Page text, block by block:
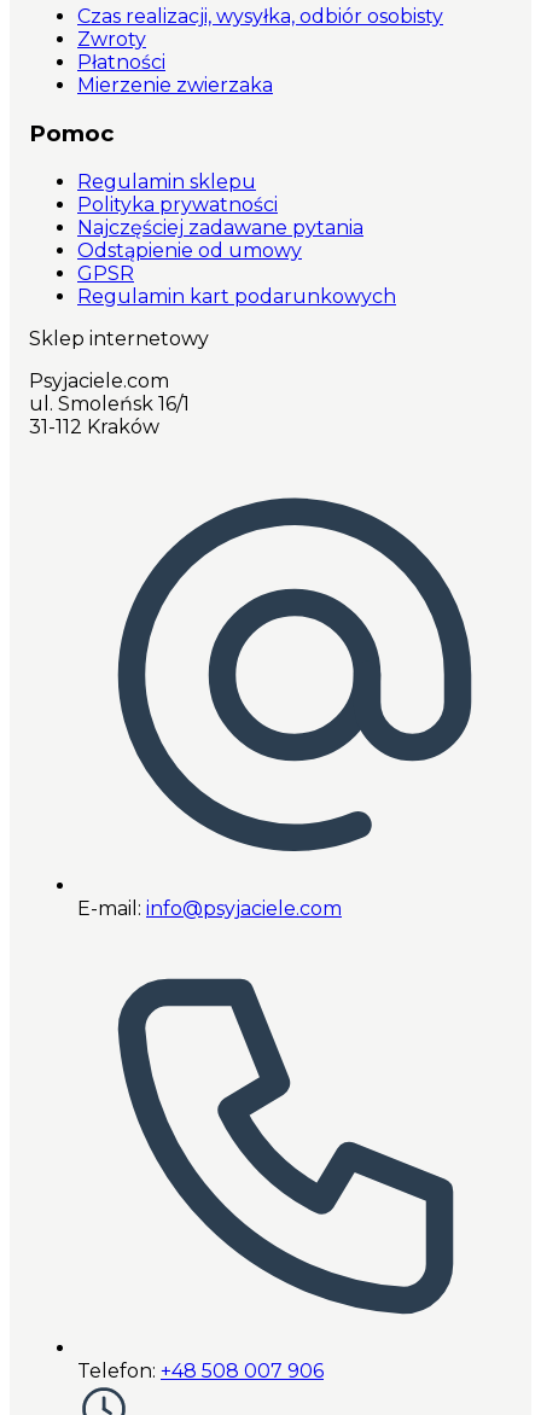
Czas realizacji, wysyłka, odbiór osobisty
Zwroty
Płatności
Mierzenie zwierzaka
Pomoc
Regulamin sklepu
Polityka prywatności
Najczęściej zadawane pytania
Odstąpienie od umowy
GPSR
Regulamin kart podarunkowych
Sklep internetowy
Psyjaciele.com
ul. Smoleńsk 16/1
31-112 Kraków
E-mail: info@psyjaciele.com
Telefon: +48 508 007 906